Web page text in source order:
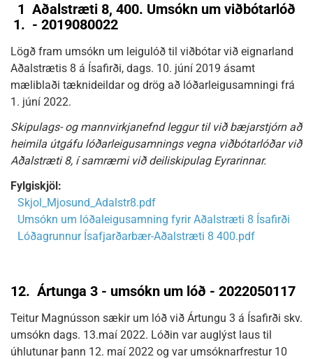
1
1.
Aðalstræti 8, 400. Umsókn um viðbótarlóð
- 2019080022
Lögð fram umsókn um leigulóð til viðbótar við eignarland
Aðalstrætis 8 á Ísafirði, dags. 10. júní 2019 ásamt
mæliblaði tæknideildar og drög að lóðarleigusamningi frá
1. júní 2022.
Skipulags- og mannvirkjanefnd leggur til við bæjarstjórn að
heimila útgáfu lóðarleigusamnings vegna viðbótarlóðar við
Aðalstræti 8, í samræmi við deiliskipulag Eyrarinnar.
Fylgiskjöl:
Skjol_Mjosund_Adalstr8.pdf
Umsókn um lóðaleigusamning fyrir Aðalstræti 8 Ísafirði
Lóðagrunnur Ísafjarðarbær-Aðalstræti 8 400.pdf
12. Ártunga 3 - umsókn um lóð - 2022050117
Teitur Magnússon sækir um lóð við Ártungu 3 á Ísafirði skv.
umsókn dags. 13.maí 2022. Lóðin var auglýst laus til
úhlutunar þann 12. maí 2022 og var umsóknarfrestur 10